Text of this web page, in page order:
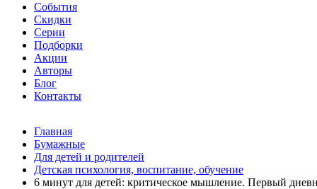
События
Скидки
Серии
Подборки
Акции
Авторы
Блог
Контакты
Главная
Бумажные
Для детей и родителей
Детская психология, воспитание, обучение
6 минут для детей: критическое мышление. Первый